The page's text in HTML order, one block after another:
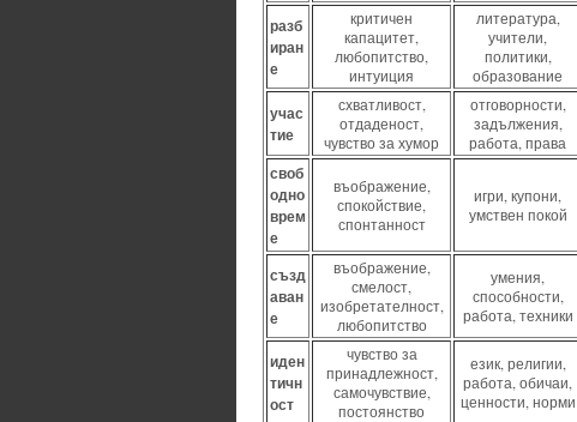
разб
иран
е
критичен
капацитет,
любопитство,
интуиция
литература,
учители,
политики,
образование
учас
тие
схватливост,
отдаденост,
чувство за хумор
отговорности,
задължения,
работа, права
своб
одно
врем
е
въображение,
спокойствие,
спонтанност
игри, купони,
умствен покой
създ
аван
е
въображение,
смелост,
изобретателност,
любопитство
умения,
способности,
работа, техники
иден
тичн
ост
чувство за
принадлежност,
самочувствие,
постоянство
език, религии,
работа, обичаи,
ценности, норми